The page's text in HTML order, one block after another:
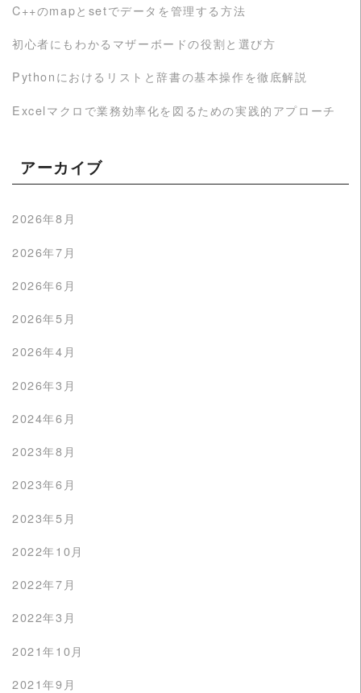
C++のmapとsetでデータを管理する方法
初心者にもわかるマザーボードの役割と選び方
Pythonにおけるリストと辞書の基本操作を徹底解説
Excelマクロで業務効率化を図るための実践的アプローチ
アーカイブ
2026年8月
2026年7月
2026年6月
2026年5月
2026年4月
2026年3月
2024年6月
2023年8月
2023年6月
2023年5月
2022年10月
2022年7月
2022年3月
2021年10月
2021年9月